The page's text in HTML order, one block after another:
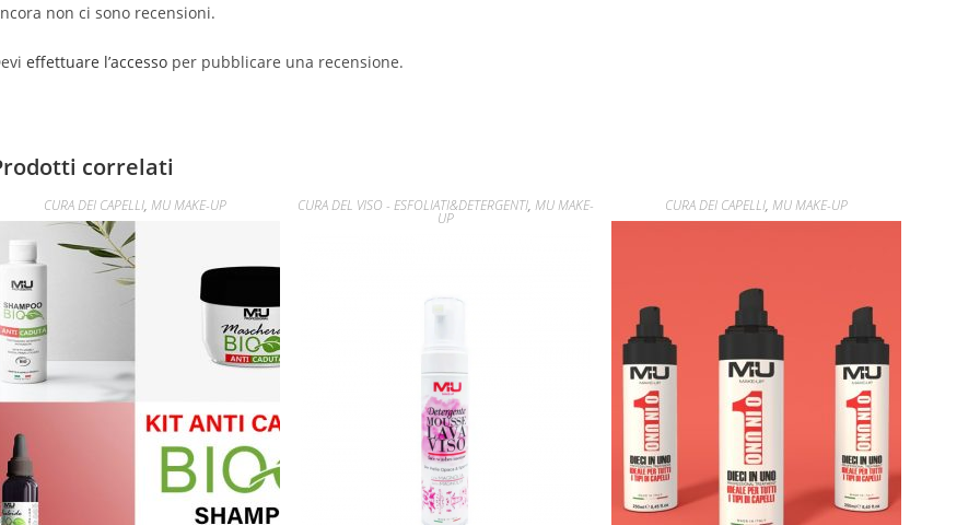
non ci sono recensioni.
effettuare l’accesso per pubblicare una recensione.
correlati
CURA DEI CAPELLI, MU MAKE-UP CURA DEL VISO - ESFOLIATI&DETERGENTI, MU MAKE-
UP
CURA DEI CAPELLI,MU MAKE-UP